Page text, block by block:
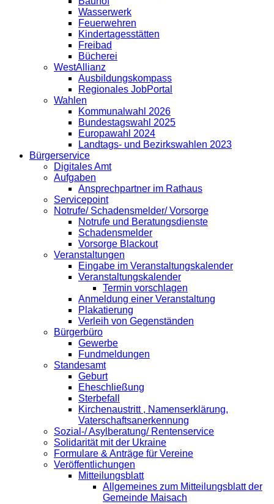
Wasserwerk
Feuerwehren
Kindertagesstätten
Freibad
Bücherei
WestAllianz
Ausbildungskompass
Regionales JobPortal
Wahlen
Kommunalwahl 2026
Bundestagswahl 2025
Europawahl 2024
Landtags- und Bezirkswahlen 2023
Bürgerservice
Digitales Amt
Aufgaben
Ansprechpartner im Rathaus
Servicepoint
Notrufe/ Schadensmelder/ Vorsorge
Notrufe und Beratungsdienste
Schadensmelder
Vorsorge Blackout
Veranstaltungen
Eingabe im Veranstaltungskalender
Veranstaltungskalender
Termin vorschlagen
Anmeldung einer Veranstaltung
Plakatierung
Verleih von Gegenständen
Bürgerbüro
Gewerbe
Fundmeldungen
Standesamt
Geburt
Eheschließung
Sterbefall
Kirchenaustritt , Namenserklärung,
Vaterschaftsanerkennung
Sozial-/ Asylberatung/ Rentenservice
Solidarität mit der Ukraine
Formulare & Anträge für Vereine
Veröffentlichungen
Mitteilungsblatt
Allgemeines zum Mitteilungsblatt der
Gemeinde Maisach